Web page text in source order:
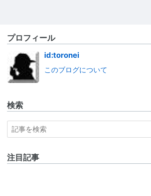
プロフィール
id:toronei
このブログについて
検索
注目記事